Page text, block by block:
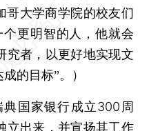
哥大学商学院的校友们
更明智的人，他就会
究者，以更好地实现文
的目标”。
）
国家银行成立300周
立出来，并宣扬其工作